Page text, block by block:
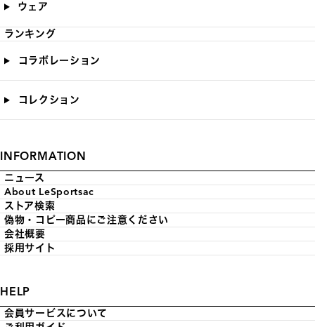
ウェア
ランキング
コラボレーション
コレクション
INFORMATION
ニュース
About LeSportsac
ストア検索
偽物・コピー商品にご注意ください
会社概要
採用サイト
HELP
会員サービスについて